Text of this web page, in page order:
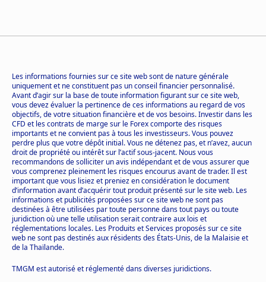
Les informations fournies sur ce site web sont de nature générale
uniquement et ne constituent pas un conseil financier personnalisé.
Avant d’agir sur la base de toute information figurant sur ce site web,
vous devez évaluer la pertinence de ces informations au regard de vos
objectifs, de votre situation financière et de vos besoins. Investir dans les
CFD et les contrats de marge sur le Forex comporte des risques
importants et ne convient pas à tous les investisseurs. Vous pouvez
perdre plus que votre dépôt initial. Vous ne détenez pas, et n’avez, aucun
droit de propriété ou intérêt sur l’actif sous-jacent. Nous vous
recommandons de solliciter un avis indépendant et de vous assurer que
vous comprenez pleinement les risques encourus avant de trader. Il est
important que vous lisiez et preniez en considération le document
d’information avant d’acquérir tout produit présenté sur le site web. Les
informations et publicités proposées sur ce site web ne sont pas
destinées à être utilisées par toute personne dans tout pays ou toute
juridiction où une telle utilisation serait contraire aux lois et
réglementations locales. Les Produits et Services proposés sur ce site
web ne sont pas destinés aux résidents des États-Unis, de la Malaisie et
de la Thaïlande.
TMGM est autorisé et réglementé dans diverses juridictions.